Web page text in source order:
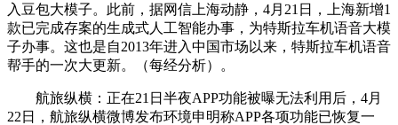
入豆包大模子。此前，据网信上海动静，4月21日，上海新增1
款已完成存案的生成式人工智能办事，为特斯拉车机语音大模
子办事。这也是自2013年进入中国市场以来，特斯拉车机语音
帮手的一次大更新。（每经分析）。
航旅纵横：正在21日半夜APP功能被曝无法利用后，4月
22日，航旅纵横微博发布环境申明称APP各项功能已恢复一